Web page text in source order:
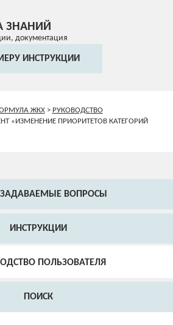
ЗНАНИЙ
документация
ИНСТРУКЦИИ
ЖКХ> РУКОВОДСТВО
«ИЗМЕНЕНИЕ ПРИОРИТЕТОВ КАТЕГОРИЙ
ВОПРОСЫ
ИНСТРУКЦИИ
ПОЛЬЗОВАТЕЛЯ
ПОИСК